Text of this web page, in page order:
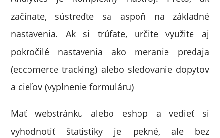
začínate, sústreďte sa aspoň na základné
nastavenia. Ak si trúfate, určite využite aj
pokročilé nastavenia ako meranie predaja
(eccomerce tracking) alebo sledovanie dopytov
a cieľov (vyplnenie formuláru)
Mať webstránku alebo eshop a vedieť si
vyhodnotiť štatistiky je pekné, ale bez